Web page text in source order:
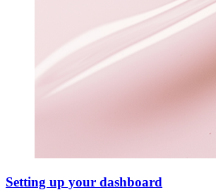
Setting up your dashboard